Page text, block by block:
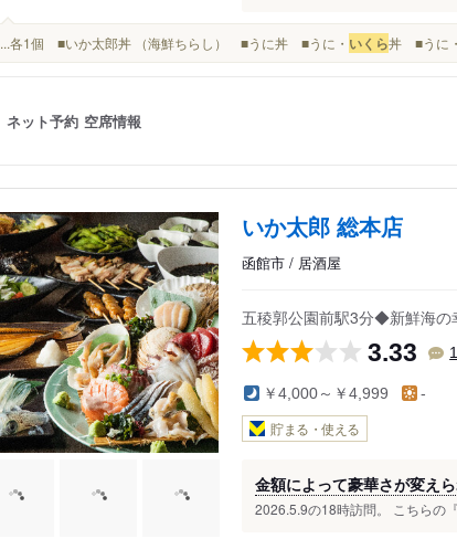
...各1個 ■いか太郎丼 （海鮮ちらし） ■うに丼 ■うに・ いくら丼 ■うに
ネット予約 空席情報
いか太郎 総本店
函館市 / 居酒屋
五稜郭公園前駅3分◆新鮮海
3.33
￥4,000～￥4,999 -
貯まる・使える
金額によって豪華さが変え
2026.5.9の18時訪問。 こちらの